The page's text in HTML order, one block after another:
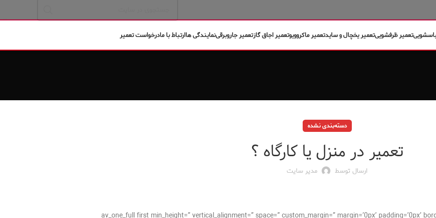
تعمیر ظرفشوییتعمیر یخچال و سایدتعمیر ماکروویوتعمیر اجاق گازتعمیر جاروبرقینمایندگی هاارتباط با مادرخواست تعمیر
دسته‌بندی نشده
تعمیر در منزل یا کارگاه ؟
ارسال توسط مدیر سایت